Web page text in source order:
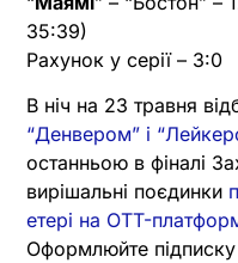
35:39)
Рахунок у серії – 3:0
В ніч на 23 травня
“Денвером” і
останньою в фіналі
вирішальні поєдинки
етері на OTT-
Оформлюйте